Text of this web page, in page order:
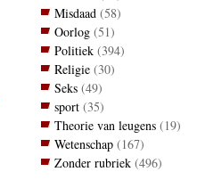
Misdaad(58)
Oorlog(51)
Politiek(394)
Religie(30)
Seks(49)
sport(35)
Theorie van leugens(19)
Wetenschap(167)
Zonder rubriek(496)